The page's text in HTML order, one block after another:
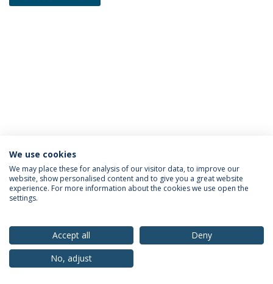
Política de Privacidade
Termos & Condições
Direitos do Titular dos Dados
© 2026 Universidade Católica Portuguesa
We use cookies
We may place these for analysis of our visitor data, to improve our
website, show personalised content and to give you a great website
experience. For more information about the cookies we use open the
settings.
Accept all
Deny
No, adjust